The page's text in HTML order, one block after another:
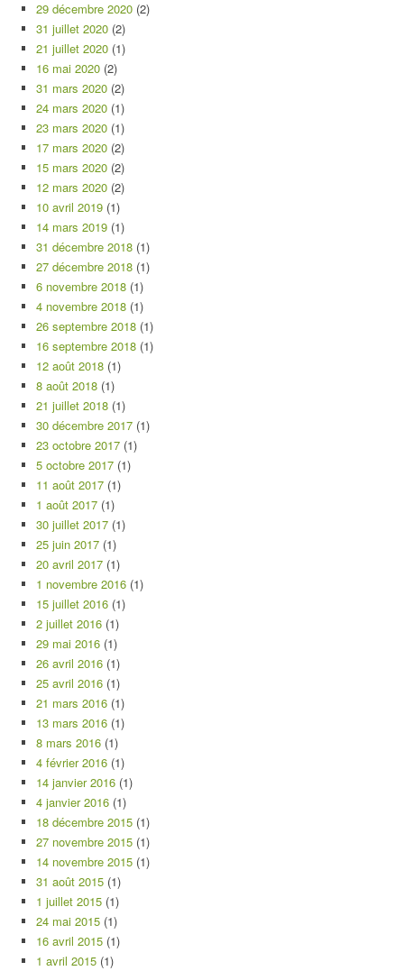
29 décembre 2020 (2)
31 juillet 2020 (2)
21 juillet 2020 (1)
16 mai 2020 (2)
31 mars 2020 (2)
24 mars 2020 (1)
23 mars 2020 (1)
17 mars 2020 (2)
15 mars 2020 (2)
12 mars 2020 (2)
10 avril 2019 (1)
14 mars 2019 (1)
31 décembre 2018 (1)
27 décembre 2018 (1)
6 novembre 2018 (1)
4 novembre 2018 (1)
26 septembre 2018 (1)
16 septembre 2018 (1)
12 août 2018 (1)
8 août 2018 (1)
21 juillet 2018 (1)
30 décembre 2017 (1)
23 octobre 2017 (1)
5 octobre 2017 (1)
11 août 2017 (1)
1 août 2017 (1)
30 juillet 2017 (1)
25 juin 2017 (1)
20 avril 2017 (1)
1 novembre 2016 (1)
15 juillet 2016 (1)
2 juillet 2016 (1)
29 mai 2016 (1)
26 avril 2016 (1)
25 avril 2016 (1)
21 mars 2016 (1)
13 mars 2016 (1)
8 mars 2016 (1)
4 février 2016 (1)
14 janvier 2016 (1)
4 janvier 2016 (1)
18 décembre 2015 (1)
27 novembre 2015 (1)
14 novembre 2015 (1)
31 août 2015 (1)
1 juillet 2015 (1)
24 mai 2015 (1)
16 avril 2015 (1)
1 avril 2015 (1)